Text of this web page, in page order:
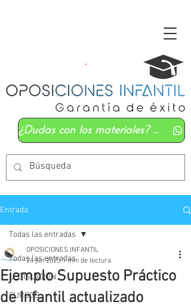
¿Dudas con los materiales? Mándanos un whatsapp
Entrada
Todas las entradas
LEGISLACIÓN
CURSOS
Todas las entradas
Ejemplo Supuesto Práctico
de Infantil actualizado
OPOSICIONES INFANTIL
24 jun 2025 1 min de lectura